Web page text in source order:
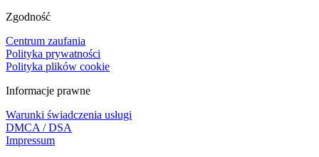
Zgodność
Centrum zaufania
Polityka prywatności
Polityka plików cookie
Informacje prawne
Warunki świadczenia usługi
DMCA / DSA
Impressum